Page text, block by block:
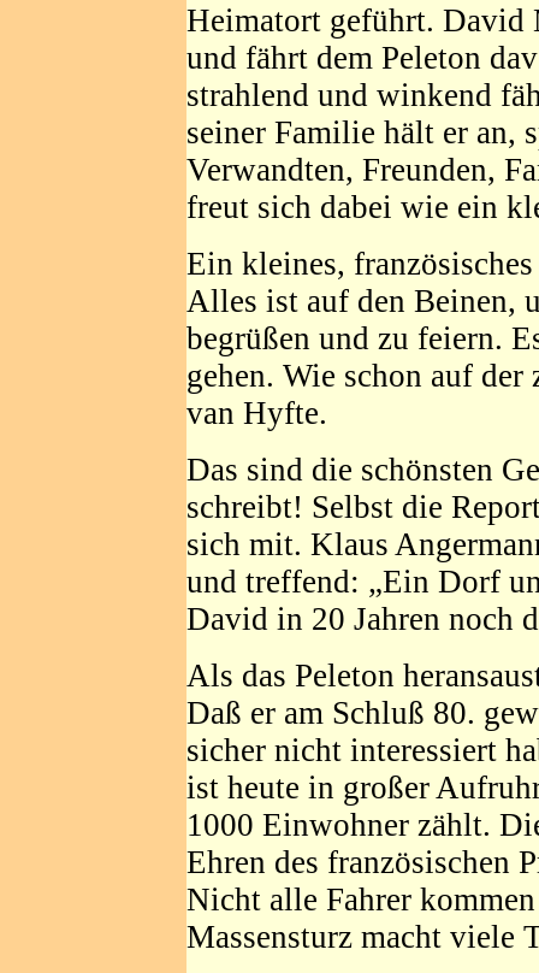
Heimatort geführt. David
und fährt dem Peleton
strahlend und winkend
seiner Familie hält er an,
Verwandten, Freunden,
freut sich dabei wie ein
Ein kleines,
Alles ist auf den Beinen,
begrüßen und zu feiern.
gehen. Wie schon auf
van Hyfte.
Das sind die schönsten
schreibt! Selbst die
sich mit. Klaus
und treffend: „Ein Dorf
David in 20 Jahren noch
Als das Peleton
Daß er am Schluß 80.
sicher nicht interessiert
ist heute in großer
1000 Einwohner zählt.
Ehren des französischen
Nicht alle Fahrer
Massensturz macht viele